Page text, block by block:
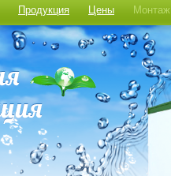
Продукция Цены Монтаж